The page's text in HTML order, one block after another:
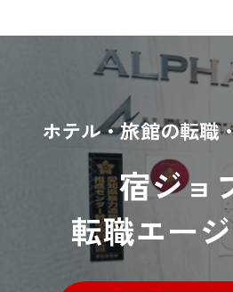
ホテル・旅館の転職
宿ジョ
転職エー